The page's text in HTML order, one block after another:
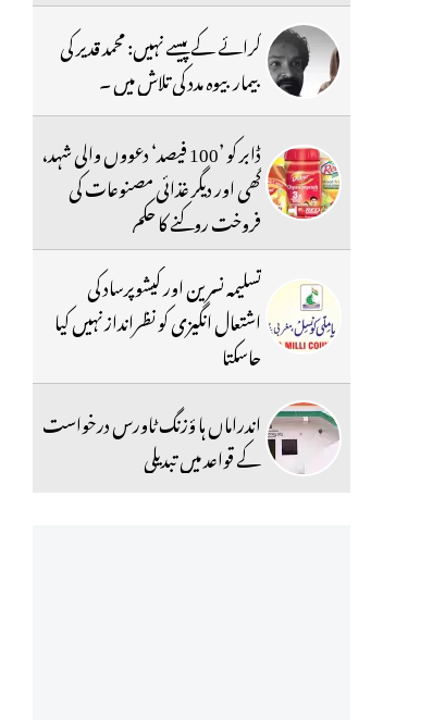
کرائے کے پیسے نہیں: محمد قدیر کی
بیمار بیوہ مدد کی تلاش میں ۔
ڈابر کو ’100 فیصد‘ دعووں والی شہد،
گھی اور دیگر غذائی مصنوعات کی
فروخت روکنے کا حکم
تسلیمہ نسرین اور کیشوپرساد کی
اشتعال انگیزی کو نظرانداز نہیں کیا
جاسکتا
اندراماں ہا ؤزنگ ٹاورس درخواست
کے قواعد میں تبدیلی